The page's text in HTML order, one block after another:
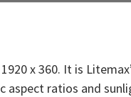
x 360. It is
aspect ratios and